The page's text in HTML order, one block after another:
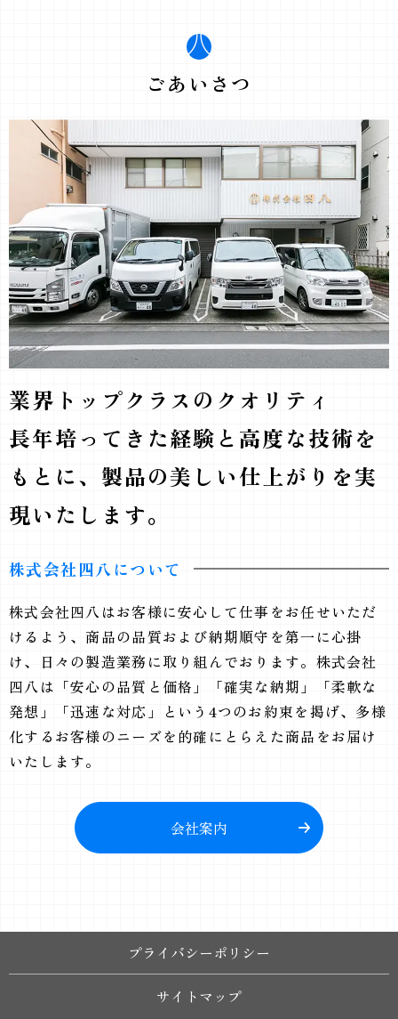
ごあいさつ
業界トップクラスのクオリティ
長年培ってきた経験と高度な技術を
もとに、製品の美しい仕上がりを実
現いたします。
株式会社四八について
株式会社四八はお客様に安心して仕事をお任せいただ
けるよう、商品の品質および納期順守を第一に心掛
け、日々の製造業務に取り組んでおります。株式会社
四八は「安心の品質と価格」「確実な納期」「柔軟な
発想」「迅速な対応」という4つのお約束を掲げ、多様
化するお客様のニーズを的確にとらえた商品をお届け
いたします。
会社案内
プライバシーポリシー
サイトマップ